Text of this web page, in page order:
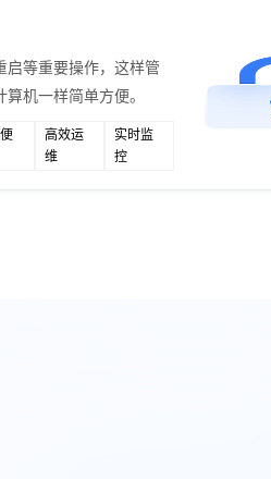
启等重要操作，这样管
机一样简单方便。
高效运
维
实时监
控